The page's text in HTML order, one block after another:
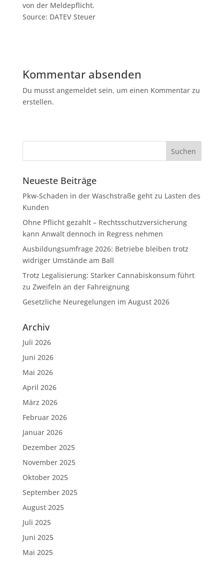
von der Meldepflicht.
Source: DATEV Steuer
Kommentar absenden
Du musst angemeldet sein, um einen Kommentar zu
erstellen.
Neueste Beiträge
Pkw-Schaden in der Waschstraße geht zu Lasten des
Kunden
Ohne Pflicht gezahlt – Rechtsschutzversicherung
kann Anwalt dennoch in Regress nehmen
Ausbildungsumfrage 2026: Betriebe bleiben trotz
widriger Umstände am Ball
Trotz Legalisierung: Starker Cannabiskonsum führt
zu Zweifeln an der Fahreignung
Gesetzliche Neuregelungen im August 2026
Archiv
Juli 2026
Juni 2026
Mai 2026
April 2026
März 2026
Februar 2026
Januar 2026
Dezember 2025
November 2025
Oktober 2025
September 2025
August 2025
Juli 2025
Juni 2025
Mai 2025